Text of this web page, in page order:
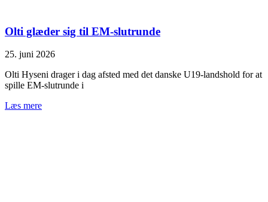
Olti glæder sig til EM-slutrunde
25. juni 2026
Olti Hyseni drager i dag afsted med det danske U19-landshold for at
spille EM-slutrunde i
Læs mere